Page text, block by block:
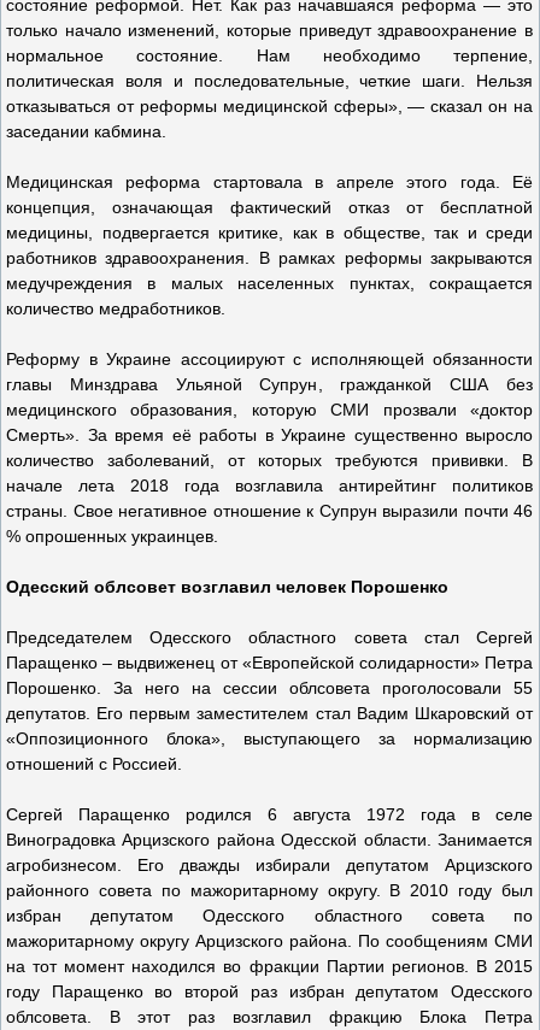
состояние реформой. Нет. Как раз начавшаяся реформа — это
только начало изменений, которые приведут здравоохранение в
нормальное состояние. Нам необходимо терпение,
политическая воля и последовательные, четкие шаги. Нельзя
отказываться от реформы медицинской сферы», — сказал он на
заседании кабмина.
Медицинская реформа стартовала в апреле этого года. Её
концепция, означающая фактический отказ от бесплатной
медицины, подвергается критике, как в обществе, так и среди
работников здравоохранения. В рамках реформы закрываются
медучреждения в малых населенных пунктах, сокращается
количество медработников.
Реформу в Украине ассоциируют с исполняющей обязанности
главы Минздрава Ульяной Супрун, гражданкой США без
медицинского образования, которую СМИ прозвали «доктор
Смерть». За время её работы в Украине существенно выросло
количество заболеваний, от которых требуются прививки. В
начале лета 2018 года возглавила антирейтинг политиков
страны. Свое негативное отношение к Супрун выразили почти 46
% опрошенных украинцев.
Одесский облсовет возглавил человек Порошенко
Председателем Одесского областного совета стал Сергей
Паращенко – выдвиженец от «Европейской солидарности» Петра
Порошенко. За него на сессии облсовета проголосовали 55
депутатов. Его первым заместителем стал Вадим Шкаровский от
«Оппозиционного блока», выступающего за нормализацию
отношений с Россией.
Сергей Паращенко родился 6 августа 1972 года в селе
Виноградовка Арцизского района Одесской области. Занимается
агробизнесом. Его дважды избирали депутатом Арцизского
районного совета по мажоритарному округу. В 2010 году был
избран депутатом Одесского областного совета по
мажоритарному округу Арцизского района. По сообщениям СМИ
на тот момент находился во фракции Партии регионов. В 2015
году Паращенко во второй раз избран депутатом Одесского
облсовета. В этот раз возглавил фракцию Блока Петра